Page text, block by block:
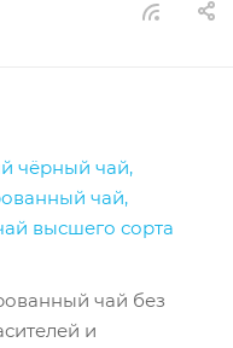
чай без
и